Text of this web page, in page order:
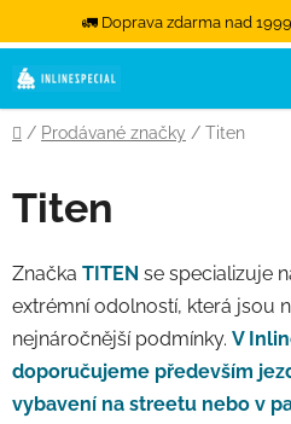
🚛 Doprava zdarma nad
Přejít na obsah
Domů
/ Prodávané značky / Titen
Titen
Značka TITEN se specializuje
extrémní odolností, která jsou
nejnáročnější podmínky. V
doporučujeme především
vybavení na streetu nebo v